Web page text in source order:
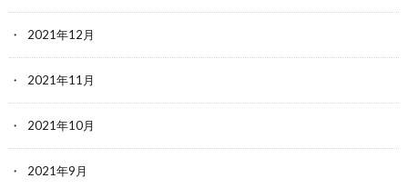
2021年12月
2021年11月
2021年10月
2021年9月